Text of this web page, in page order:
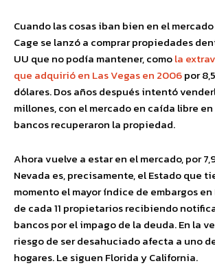
Cuando las cosas iban bien en el
Cage se lanzó a comprar propiedades
UU que no podía mantener, comola
que adquirió en Las Vegas en 2006por
dólares. Dos años después intentó
millones, con el mercado en caída libre en
bancos recuperaron la propiedad.
Ahora vuelve a estar en el mercado, por
Nevada es, precisamente, el Estado que
momento el mayor índice de embargos en
de cada 11 propietarios recibiendo
bancos por el impago de la deuda. En la
riesgo de ser desahuciado afecta a uno
hogares. Le siguen Florida y California.